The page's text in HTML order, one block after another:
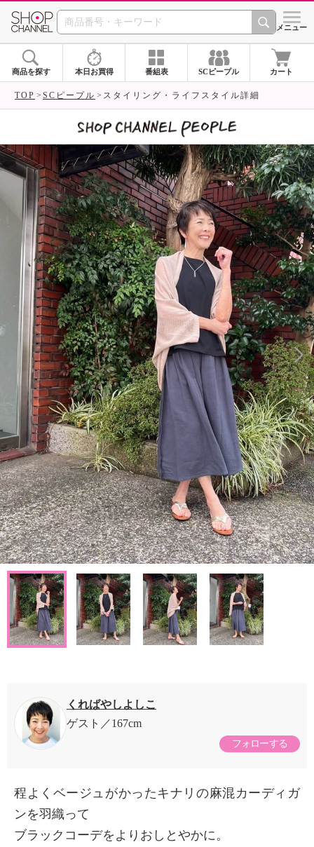
SHOP CHANNEL シメニュー
商品を探す 本日お買得 番組表 SCピープル カート
TOP SCピープル スタイリング・ライフスタイル詳細
くればやしよしこ
ゲスト
167cm
フォローする
程よくベージュがかったキナリの麻混カーディガ
ンを羽織って
ブラックコーデをよりおしとやかに。